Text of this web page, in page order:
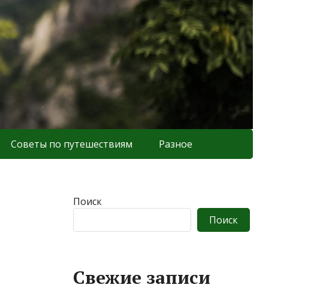
Советы по путешествиям Разное
Поиск
Поиск
Свежие записи